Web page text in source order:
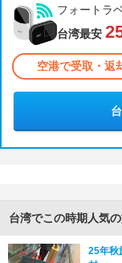
フォートラ
台湾最安
空港で受取・返
台湾でこの時期人気
25年秋